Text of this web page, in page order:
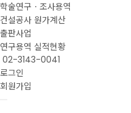
학술연구ㆍ조사용역
건설공사 원가계산
출판사업
연구용역 실적현황
02-3143-0041
로그인
회원가입